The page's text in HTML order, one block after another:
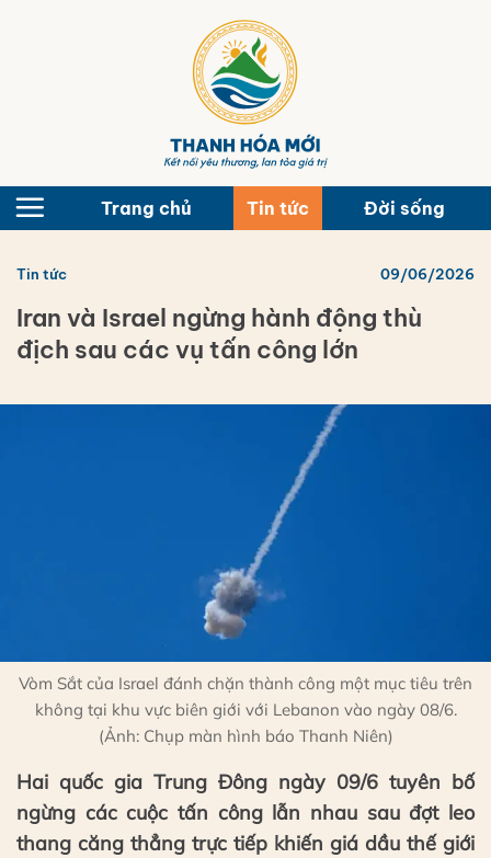
Trang chủ Tin tức Đời sống
Tin tức 09/06/2026
Iran và Israel ngừng hành động thù
địch sau các vụ tấn công lớn
Vòm Sắt của Israel đánh chặn thành công một mục tiêu trên
không tại khu vực biên giới với Lebanon vào ngày 08/6.
(Ảnh: Chụp màn hình báo Thanh Niên)
Hai quốc gia Trung Đông ngày 09/6 tuyên bố
ngừng các cuộc tấn công lẫn nhau sau đợt leo
thang căng thẳng trực tiếp khiến giá dầu thế giới